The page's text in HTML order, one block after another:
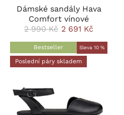
Dámské sandály Hava
Comfort vínové
2 990 Kč 2 691 Kč
Bestseller
Poslední páry skladem
Sleva 10 %